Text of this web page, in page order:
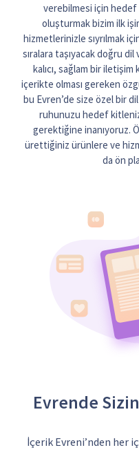
verebilmesi için hedef
oluşturmak bizim ilk
hizmetlerinizle sıyrılmak
sıralara taşıyacak doğru
kalıcı, sağlam bir iletişim
içerikte olması gereken
bu Evren’de size özel bir
ruhunuzu hedef
gerektiğine inanıyoruz.
ürettiğiniz ürünlere ve
da ön
Evrende
İçerik Evreni’nden her